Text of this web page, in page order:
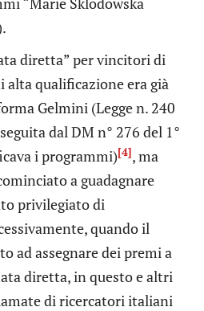
diretta” per vincitori di
alta qualificazione era già
Gelmini (Legge n. 240
dal DM n° 276 del 1°
i programmi)[4], ma
a guadagnare
privilegiato di
quando il
ad assegnare dei premi a
diretta, in questo e altri
di ricercatori italiani